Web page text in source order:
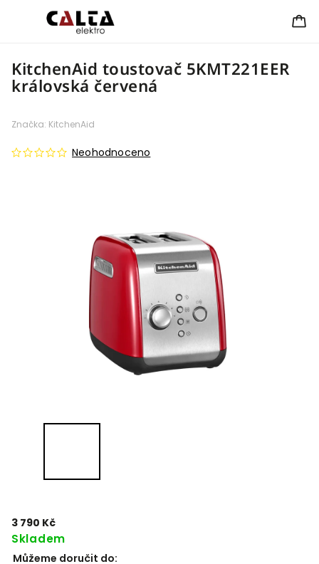
KitchenAid toustovač 5KMT221EER
královská červená
Neohodnoceno
Značka: KitchenAid
3 790 Kč
Skladem
Můžeme doručit do: